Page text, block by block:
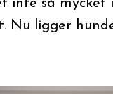
inte så
Nu ligger